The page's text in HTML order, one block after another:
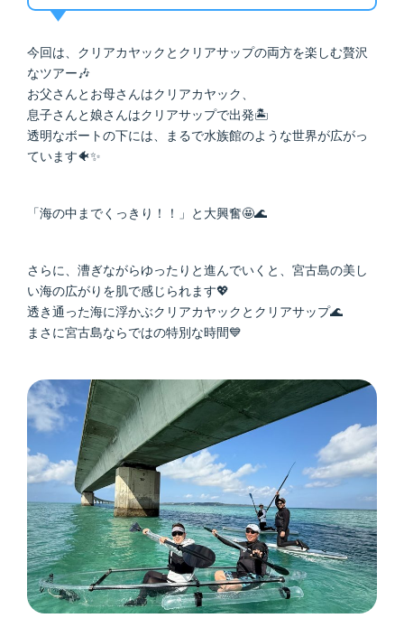
今回は、クリアカヤックとクリアサップの両方を楽しむ贅沢
なツアー🎶
お父さんとお母さんはクリアカヤック、
息子さんと娘さんはクリアサップで出発🏝
透明なボートの下には、まるで水族館のような世界が広がっ
ています🐠✨
「海の中までくっきり！！」と大興奮🤩🌊
さらに、漕ぎながらゆったりと進んでいくと、宮古島の美し
い海の広がりを肌で感じられます💖
透き通った海に浮かぶクリアカヤックとクリアサップ🌊
まさに宮古島ならではの特別な時間💙